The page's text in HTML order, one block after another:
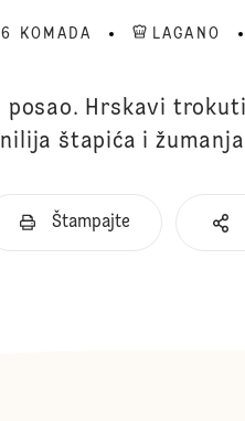
6 KOMADA LAGANO
posao. Hrskavi
štapića i
Štampajte